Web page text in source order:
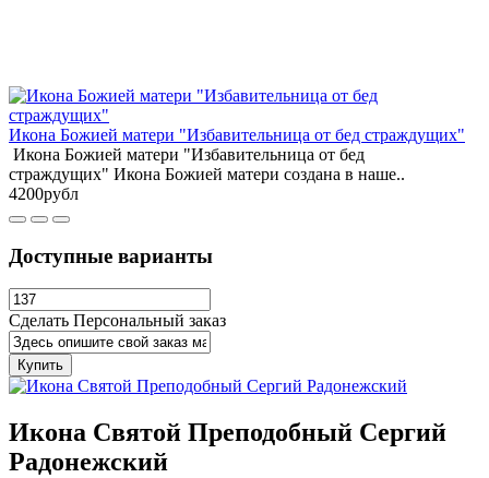
Икона Божией матери "Избавительница от бед страждущих"
Икона Божией матери "Избавительница от бед
страждущих" Икона Божией матери создана в наше..
4200рубл
Доступные варианты
Сделать Персональный заказ
Купить
Икона Святой Преподобный Сергий
Радонежский